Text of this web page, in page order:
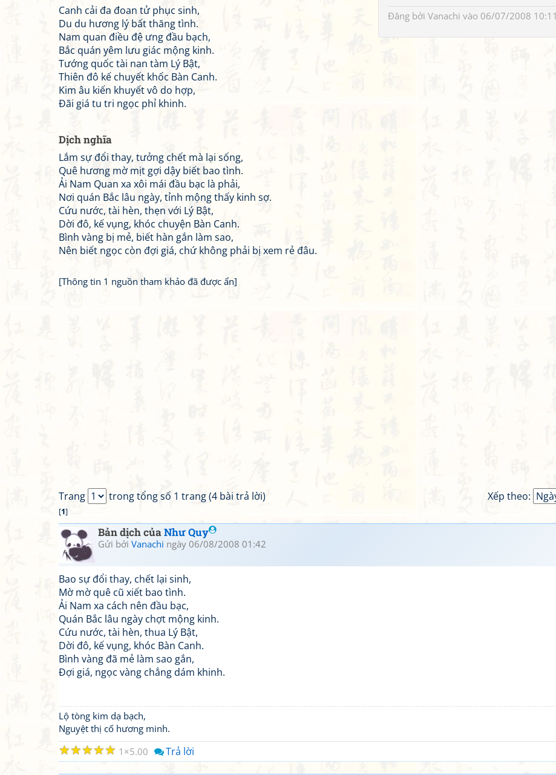
Đăng bởi Vanachi vào 06/07/2008 10:11
Canh cải đa đoan tử phục sinh,
Du du hương lý bất thăng tình.
Nam quan điều đệ ưng đầu bạch,
Bắc quán yêm lưu giác mộng kinh.
Tướng quốc tài nan tàm Lý Bật,
Thiên đô kế chuyết khốc Bàn Canh.
Kim âu kiến khuyết vô do hợp,
Đãi giá tu tri ngọc phỉ khinh.
Dịch nghĩa
Lắm sự đổi thay, tưởng chết mà lại sống,
Quê hương mờ mịt gợi dậy biết bao tình.
Ải Nam Quan xa xôi mái đầu bạc là phải,
Nơi quán Bắc lâu ngày, tỉnh mộng thấy kinh sợ.
Cứu nước, tài hèn, thẹn với Lý Bật,
Dời đô, kế vụng, khóc chuyện Bàn Canh.
Bình vàng bị mẻ, biết hàn gắn làm sao,
Nên biết ngọc còn đợi giá, chứ không phải bị xem rẻ đâu.
[Thông tin 1 nguồn tham khảo đã được ẩn]
Xếp theo:
Trang trong tổng số 1 trang (4 bài trả lời)
[1]
Bản dịch củaNhư Quy
Gửi bởi Vanachi ngày 06/08/2008 01:42
Bao sự đổi thay, chết lại sinh,
Mờ mờ quê cũ xiết bao tình.
Ải Nam xa cách nên đầu bạc,
Quán Bắc lâu ngày chợt mộng kinh.
Cứu nước, tài hèn, thua Lý Bật,
Dời đô, kế vụng, khóc Bàn Canh.
Bình vàng đã mẻ làm sao gắn,
Đợi giá, ngọc vàng chẳng dám khinh.
Lộ tòng kim dạ bạch,
Nguyệt thị cố hương minh.
☆
☆
☆
☆
☆ 1 5.00 Trả lời